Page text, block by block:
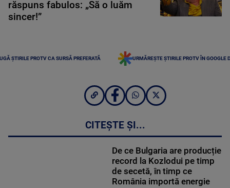
răspuns fabulos: „Să o luăm
sincer!”
ȘTIRILE PROTV CA SURSĂ PREFERATĂ URMĂREȘTE ȘTIRILE PROTV ÎN GOOGLE
CITEȘTE ȘI...
De ce Bulgaria are producție
record la Kozlodui pe timp
de secetă, în timp ce
România importă energie